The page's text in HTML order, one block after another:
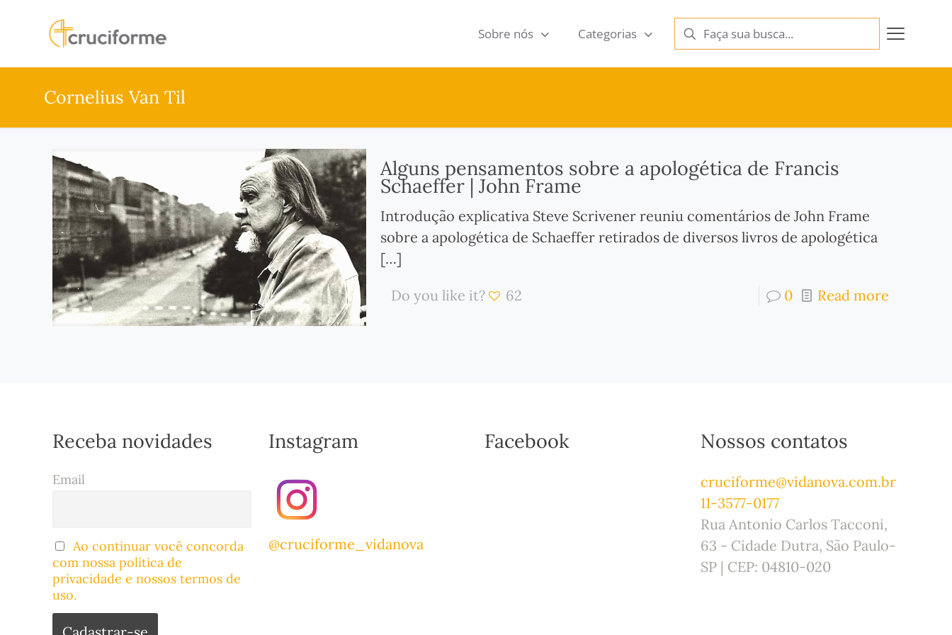
Sobre nós Categorias
Cornelius Van Til
Alguns pensamentos sobre a apologética de Francis
Schaeffer | John Frame
Introdução explicativa Steve Scrivener reuniu comentários de John Frame
sobre a apologética de Schaeffer retirados de diversos livros de apologética
[…]
Do you like it? 62 0 Read more
Receba novidades
Email
Ao continuar você concorda
com nossa política de
privacidade e nossos termos de
uso.
Instagram
@cruciforme_vidanova
Facebook Nossos contatos
cruciforme@vidanova.com.br
11-3577-0177
Rua Antonio Carlos Tacconi,
63 - Cidade Dutra, São Paulo-
SP | CEP: 04810-020